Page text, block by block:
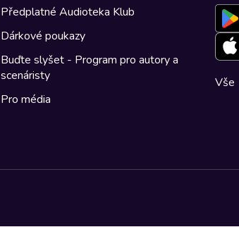
Předplatné Audioteka Klub
Dárkové poukazy
Buďte slyšet - Program pro autory a
scenáristy
Pro média
Vše